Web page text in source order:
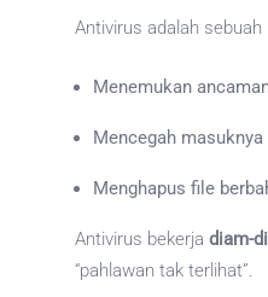
Antivirus adalah
Menemukan
Mencegah
Menghapus file
Antivirus bekerja diam-
“pahlawan tak terlihat”.